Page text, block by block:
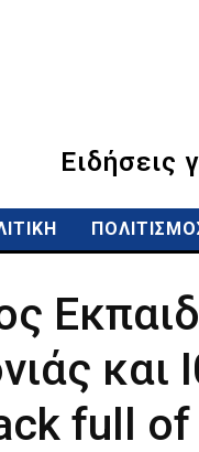
Ειδήσεις
και
full of